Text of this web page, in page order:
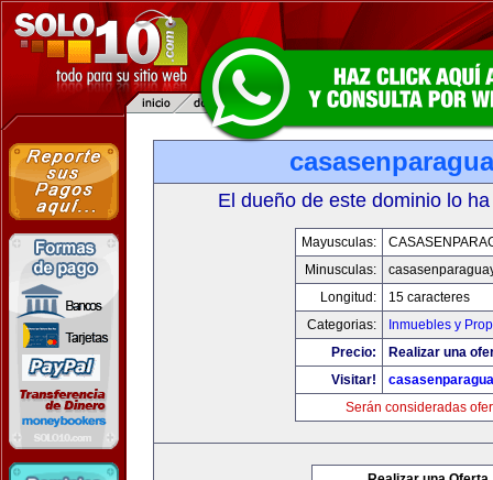
El dueño de este dominio lo
Mayusculas:
Minusculas:
Longitud:
15 caracteres
Categorias:
Inmuebles y
Precio:
Realizar una
Visitar!
Serán consideradas